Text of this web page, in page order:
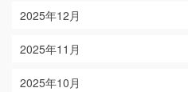
2025年12月
2025年11月
2025年10月